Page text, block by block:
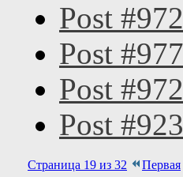
Post
Post
Post
Post
Страница 19 из 32 Первая